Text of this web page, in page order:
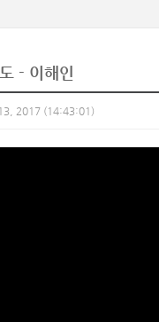
- 이해인
2017 (14:43:01)